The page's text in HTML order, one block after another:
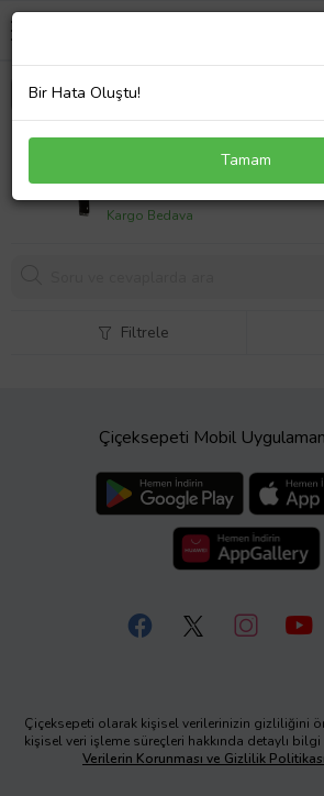
JEEP COMPASS- 11/15; ÖN
8721,81 TL
Kargo Bedava
Filtrele
Çiçeksepeti Mobil
Çiçeksepeti olarak kişisel verilerinizin gizliliğini
kişisel veri işleme süreçleri hakkında detaylı
Verilerin Korunması ve Gizlilik Politikası
Bir Hata Oluştu!
Tamam